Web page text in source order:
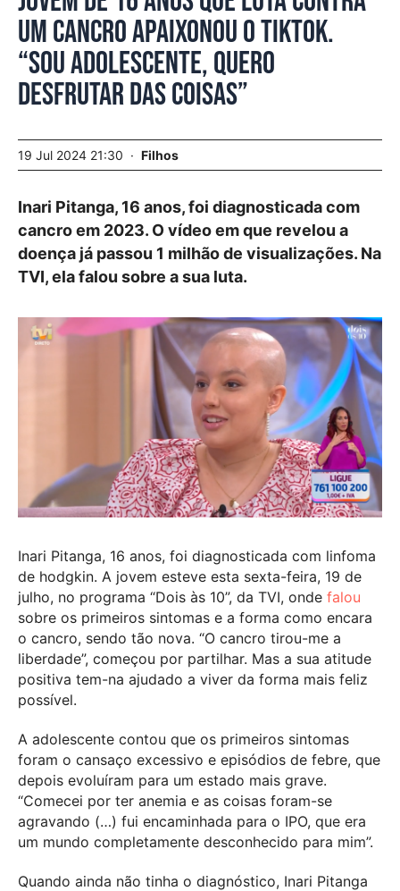
um cancro apaixonou o TikTok.
“Sou adolescente, quero
desfrutar das coisas”
19 Jul 2024 21:30 Filhos
Inari Pitanga, 16 anos, foi diagnosticada com
cancro em 2023. O vídeo em que revelou a
doença já passou 1 milhão de visualizações. Na
TVI, ela falou sobre a sua luta.
Inari Pitanga, 16 anos, foi diagnosticada com linfoma
de hodgkin. A jovem esteve esta sexta-feira, 19 de
julho, no programa “Dois às 10”, da TVI, onde falou
sobre os primeiros sintomas e a forma como encara
o cancro, sendo tão nova. “O cancro tirou-me a
liberdade”, começou por partilhar. Mas a sua atitude
positiva tem-na ajudado a viver da forma mais feliz
possível.
A adolescente contou que os primeiros sintomas
foram o cansaço excessivo e episódios de febre, que
depois evoluíram para um estado mais grave.
“Comecei por ter anemia e as coisas foram-se
agravando (…) fui encaminhada para o IPO, que era
um mundo completamente desconhecido para mim”.
Quando ainda não tinha o diagnóstico, Inari Pitanga